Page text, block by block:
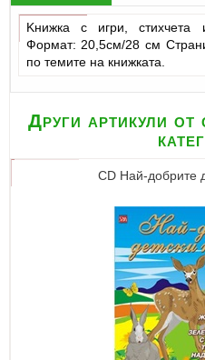
Kнижка с игри, стихчета
Формат: 20,5см/28 см
по темите на книжката.
Други артикули от
CD Най-добрите